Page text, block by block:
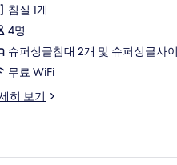
13
개)
침실 1개
4명
슈퍼싱글침대 2개 및 슈퍼싱글사
무료 WiFi
히 보기